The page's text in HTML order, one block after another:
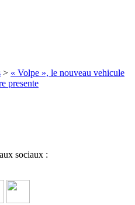
> « Volpe », le nouveau vehicule
presente
sociaux :